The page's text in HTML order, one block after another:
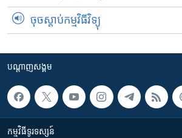
ចុចស្តាប់កម្មវិធីវិទ្យុ
បណ្តាញ​សង្គម
កម្មវិធី​ទូរទស្សន៍